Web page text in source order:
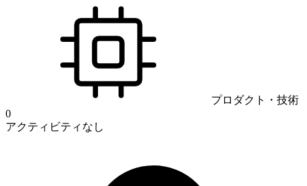
プロダクト・技術
0
アクティビティなし